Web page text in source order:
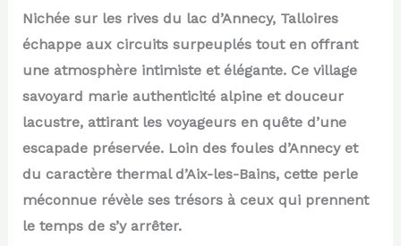
Nichée sur les rives du lac d’Annecy, Talloires
échappe aux circuits surpeuplés tout en offrant
une atmosphère intimiste et élégante. Ce village
savoyard marie authenticité alpine et douceur
lacustre, attirant les voyageurs en quête d’une
escapade préservée. Loin des foules d’Annecy et
du caractère thermal d’Aix-les-Bains, cette perle
méconnue révèle ses trésors à ceux qui prennent
le temps de s’y arrêter.